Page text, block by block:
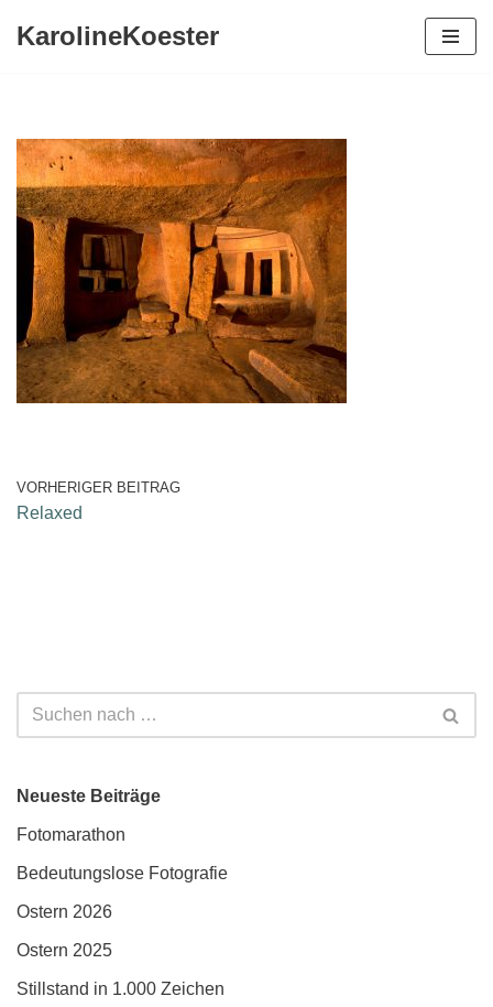
KarolineKoester
VORHERIGER BEITRAG
Relaxed
Neueste Beiträge
Fotomarathon
Bedeutungslose Fotografie
Ostern 2026
Ostern 2025
Stillstand in 1.000 Zeichen